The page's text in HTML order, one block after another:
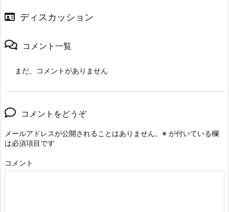
ディスカッション
コメント一覧
まだ、コメントがありません
コメントをどうぞ
メールアドレスが公開されることはありません。 ※ が付いている欄
は必須項目です
コメント